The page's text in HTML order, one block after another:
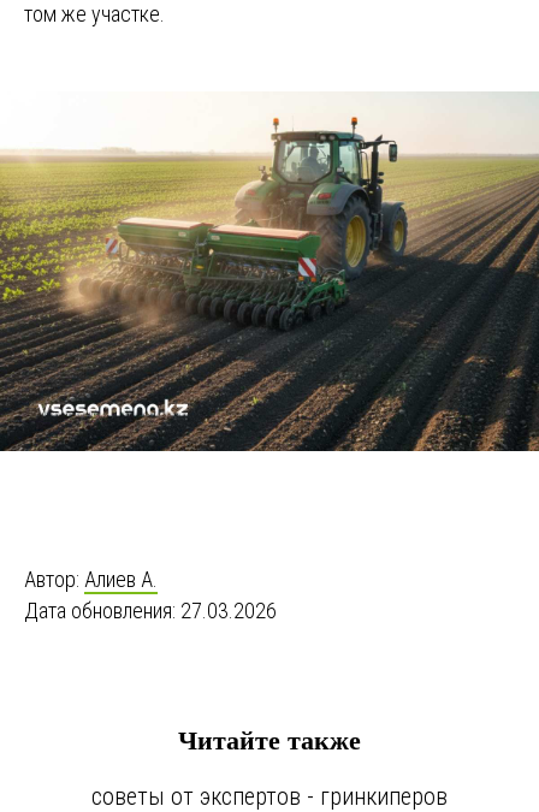
том же участке.
Автор: Алиев А.
Дата обновления: 27.03.2026
Читайте также
советы от экспертов - гринкиперов